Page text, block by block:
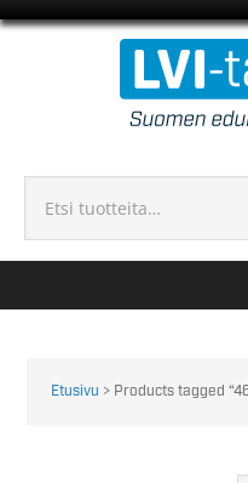
Etusivu > Products tagged